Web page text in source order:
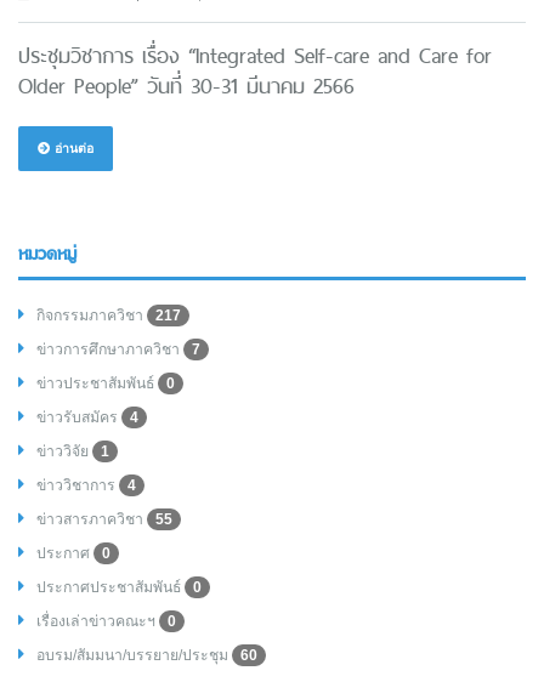
ประชุมวิชาการ เรื่อง “Integrated Self-care and Care for
Older People” วันที่ 30-31 มีนาคม 2566
อ่านต่อ
หมวดหมู่
กิจกรรมภาควิชา
217
ข่าวการศึกษาภาควิชา
7
ข่าวประชาสัมพันธ์
0
ข่าวรับสมัคร
4
ข่าววิจัย
1
ข่าววิชาการ
4
ข่าวสารภาควิชา
55
ประกาศ
0
ประกาศประชาสัมพันธ์
0
เรื่องเล่าข่าวคณะฯ
0
อบรม/สัมมนา/บรรยาย/ประชุม
60